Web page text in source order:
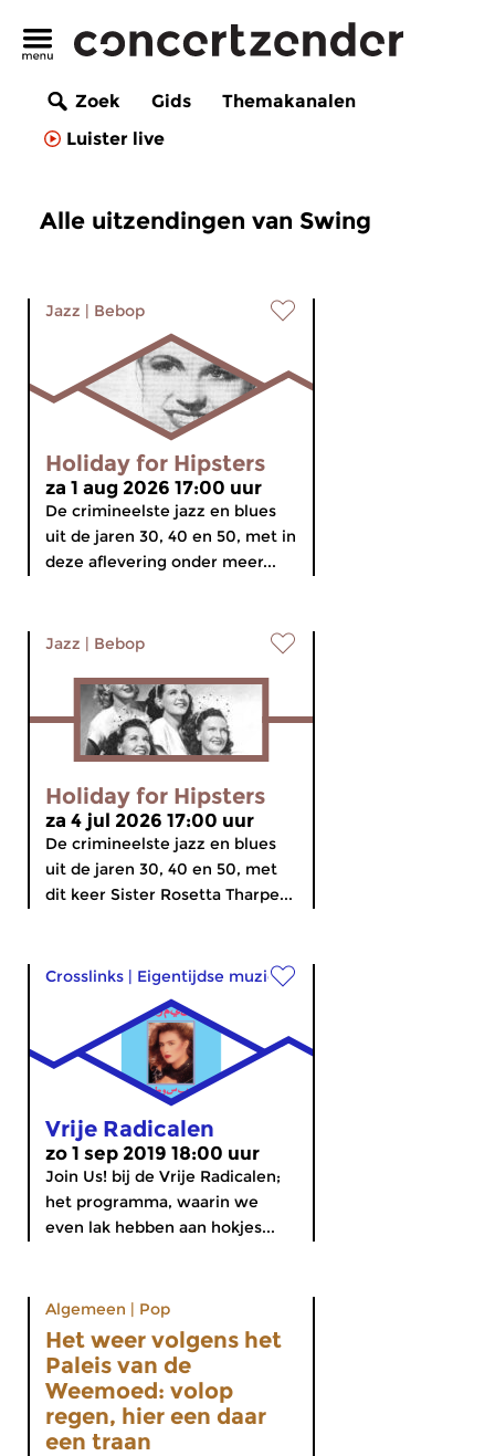
Zoek Gids
Themakanalen
Luister live
Alle uitzendingen van Swing
Jazz | Bebop
Holiday for Hipsters
za 1 aug 2026 17:00 uur
De crimineelste jazz en blues
uit de jaren 30, 40 en 50, met in
deze aflevering onder meer...
Jazz | Bebop
Holiday for Hipsters
za 4 jul 2026 17:00 uur
De crimineelste jazz en blues
uit de jaren 30, 40 en 50, met
dit keer Sister Rosetta Tharpe...
Crosslinks | Eigentijdse muziek
Vrije Radicalen
zo 1 sep 2019 18:00 uur
Join Us! bij de Vrije Radicalen;
het programma, waarin we
even lak hebben aan hokjes...
Algemeen | Pop
Het weer volgens het
Paleis van de
Weemoed: volop
regen, hier een daar
een traan